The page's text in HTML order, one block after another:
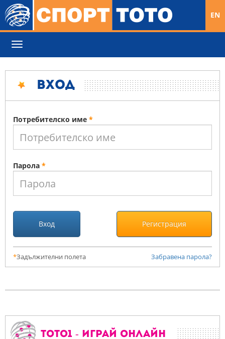
EN
Toggle
navigation
Вход
Потребителско име *
Парола *
Вход Регистрация
*Задължителни полета Забравена парола?
ТОТО1 - Играй онлайн